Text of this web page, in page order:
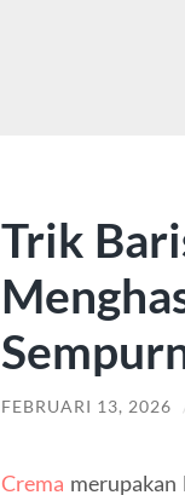
Trik
FEBRUARI 13, 2026
Crema merupakan